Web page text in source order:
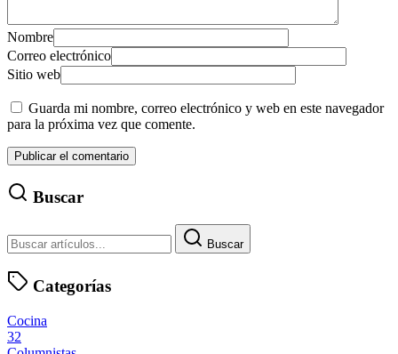
Nombre
Correo electrónico
Sitio web
Guarda mi nombre, correo electrónico y web en este navegador
para la próxima vez que comente.
Buscar
Buscar
Categorías
Cocina
32